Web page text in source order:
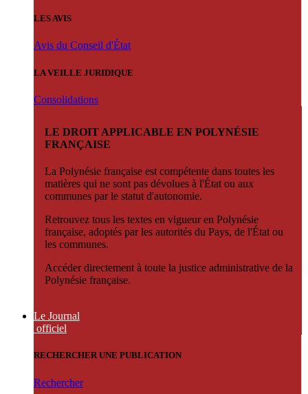
LES AVIS
Avis du Conseil d'État
LA VEILLE JURIDIQUE
Consolidations
LE DROIT APPLICABLE EN POLYNÉSIE
FRANÇAISE
La Polynésie française est compétente dans toutes les
matières qui ne sont pas dévolues à l'État ou aux
communes par le statut d'autonomie.
Retrouvez tous les textes en vigueur en Polynésie
française, adoptés par les autorités du Pays, de l'État ou
les communes.
Accéder directement à toute la justice administrative de la
Polynésie française.
Le Journal
officiel
RECHERCHER UNE PUBLICATION
Rechercher